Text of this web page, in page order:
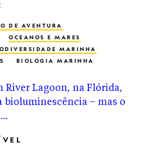
DE AVENTURA
OCEANOS E MARES
MARINHA
BIOLOGIA MARINHA